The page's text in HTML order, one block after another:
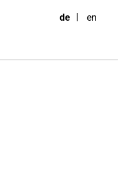
de en